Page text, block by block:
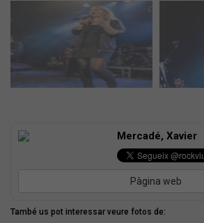
Mercadé, Xavier
Pàgina web
També us pot interessar veure fotos de: